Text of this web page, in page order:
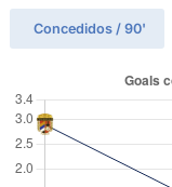
Concedidos / 90'